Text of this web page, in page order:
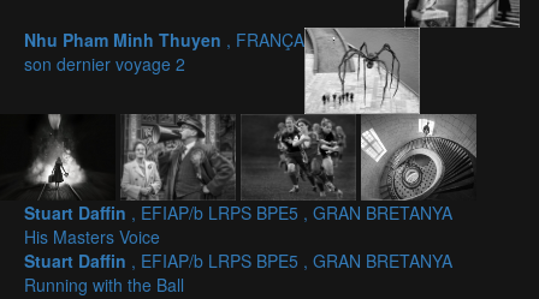
Nhu Pham Minh Thuyen , FRANÇA
son dernier voyage 2
Stuart Daffin , EFIAP/b LRPS BPE5 , GRAN BRETANYA
His Masters Voice
Stuart Daffin , EFIAP/b LRPS BPE5 , GRAN BRETANYA
Running with the Ball